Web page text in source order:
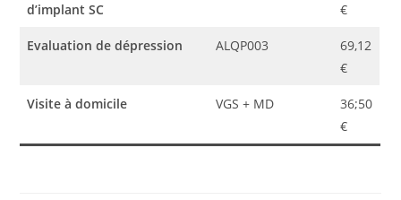
d’implant SC
€
Evaluation de dépression ALQP003
69,12
€
Visite à domicile VGS + MD
36;50
€